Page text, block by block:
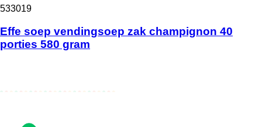
533019
Effe soep vendingsoep zak champignon 40
porties 580 gram